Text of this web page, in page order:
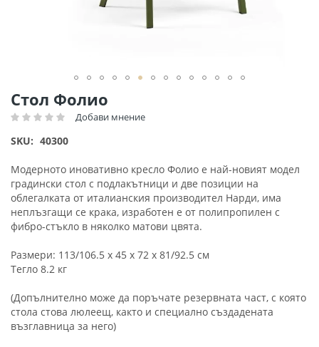
Стол Фолио
Рейтинг: Добави мнение
SKU 40300
Модерното иновативно кресло Фолио е най-новият модел
градински стол с подлакътници и две позиции на
облегалката от италианския производител Нарди, има
неплъзгащи се крака, изработен е от полипропилен с
фибро-стъкло в няколко матови цвята.
Размери: 113/106.5 х 45 х 72 х 81/92.5 см
Тегло 8.2 кг
(Допълнително може да поръчате резервната част, с която
стола стова люлеещ, както и специално създадената
възглавница за него)
Преминете
към
началото
на
със
снимки